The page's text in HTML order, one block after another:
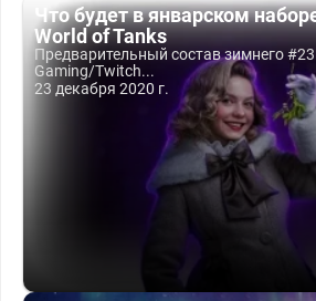
Что будет в январском
World of Tanks
Предварительный состав зимнего
Gaming/Twitch...
23 декабря 2020 г.